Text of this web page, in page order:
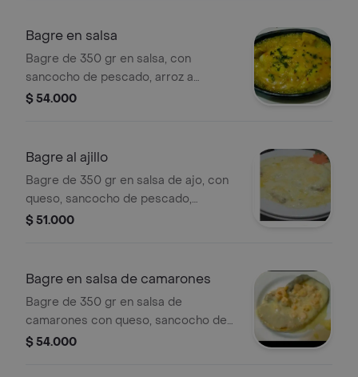
Bagre en salsa
Bagre de 350 gr en salsa, con
sancocho de pescado, arroz a
elección, ensalada y patacón.
$ 54.000
Bagre al ajillo
Bagre de 350 gr en salsa de ajo, con
queso, sancocho de pescado,
patacón, ensalada y arroz a elección.
$ 51.000
Bagre en salsa de camarones
Bagre de 350 gr en salsa de
camarones con queso, sancocho de
pescado, patacón, ensalada y arroz a
$ 54.000